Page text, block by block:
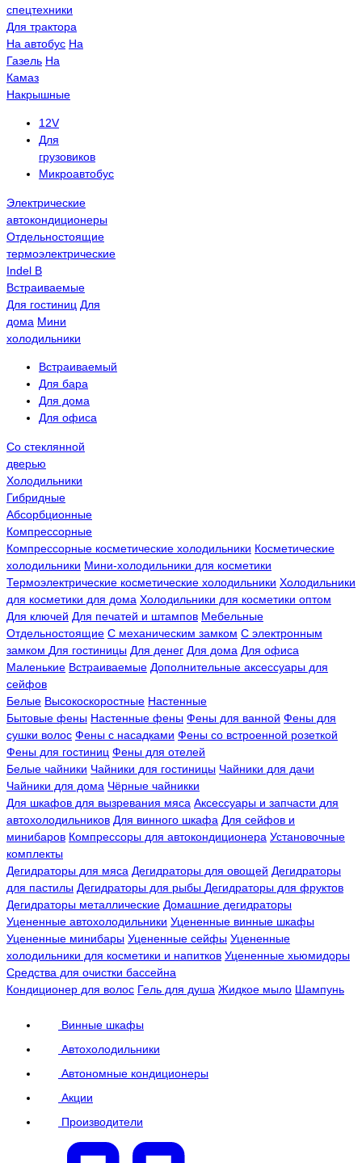
спецтехники
Для трактора
На автобус На
Газель На
Камаз
Накрышные
12V
Для
грузовиков
Микроавтобус
Электрические
автокондиционеры
Отдельностоящие
термоэлектрические
Indel B
Встраиваемые
Для гостиниц Для
дома Мини
холодильники
Встраиваемый
Для бара
Для дома
Для офиса
Со стеклянной
дверью
Холодильники
Гибридные
Абсорбционные
Компрессорные
Компрессорные косметические холодильники Косметические
холодильники Мини-холодильники для косметики
Термоэлектрические косметические холодильники Холодильники
для косметики для дома Холодильники для косметики оптом
Для ключей Для печатей и штампов Мебельные
Отдельностоящие С механическим замком С электронным
замком Для гостиницы Для денег Для дома Для офиса
Маленькие Встраиваемые Дополнительные аксессуары для
сейфов
Белые Высокоскоростные Настенные
Бытовые фены Настенные фены Фены для ванной Фены для
сушки волос Фены с насадками Фены со встроенной розеткой
Фены для гостиниц Фены для отелей
Белые чайники Чайники для гостиницы Чайники для дачи
Чайники для дома Чёрные чайникки
Для шкафов для вызревания мяса Аксессуары и запчасти для
автохолодильников Для винного шкафа Для сейфов и
минибаров Компрессоры для автокондиционера Установочные
комплекты
Дегидраторы для мяса Дегидраторы для овощей Дегидраторы
для пастилы Дегидраторы для рыбы Дегидраторы для фруктов
Дегидраторы металлические Домашние дегидраторы
Уцененные автохолодильники Уцененные винные шкафы
Уцененные минибары Уцененные сейфы Уцененные
холодильники для косметики и напитков Уцененные хьюмидоры
Средства для очистки бассейна
Кондиционер для волос Гель для душа Жидкое мыло Шампунь
Винные шкафы
Автохолодильники
Автономные кондиционеры
Акции
Производители